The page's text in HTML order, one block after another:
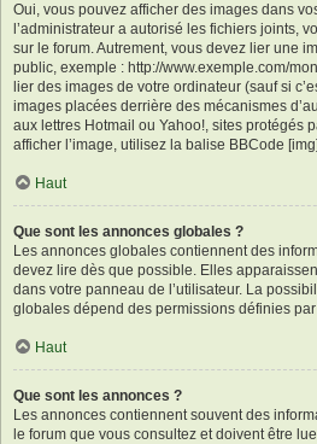
Oui, vous pouvez afficher des images dans
l’administrateur a autorisé les fichiers joints,
sur le forum. Autrement, vous devez lier une
public, exemple : http://www.exemple.com/
lier des images de votre ordinateur (sauf si
images placées derrière des mécanismes
aux lettres Hotmail ou Yahoo!, sites protégés
afficher l’image, utilisez la balise BBCode
Haut
Que sont les annonces globales ?
Les annonces globales contiennent des
devez lire dès que possible. Elles
dans votre panneau de l’utilisateur. La
globales dépend des permissions définies par
Haut
Que sont les annonces ?
Les annonces contiennent souvent des
le forum que vous consultez et doivent être